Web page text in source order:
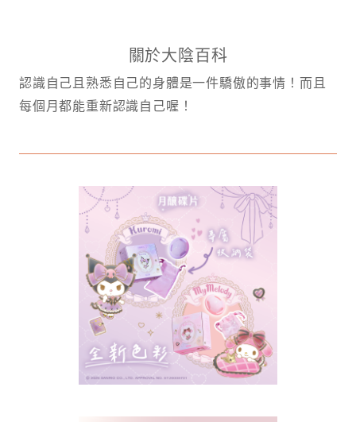
關於大陰百科
認識自己且熟悉自己的身體是一件驕傲的事情！而且
每個月都能重新認識自己喔！